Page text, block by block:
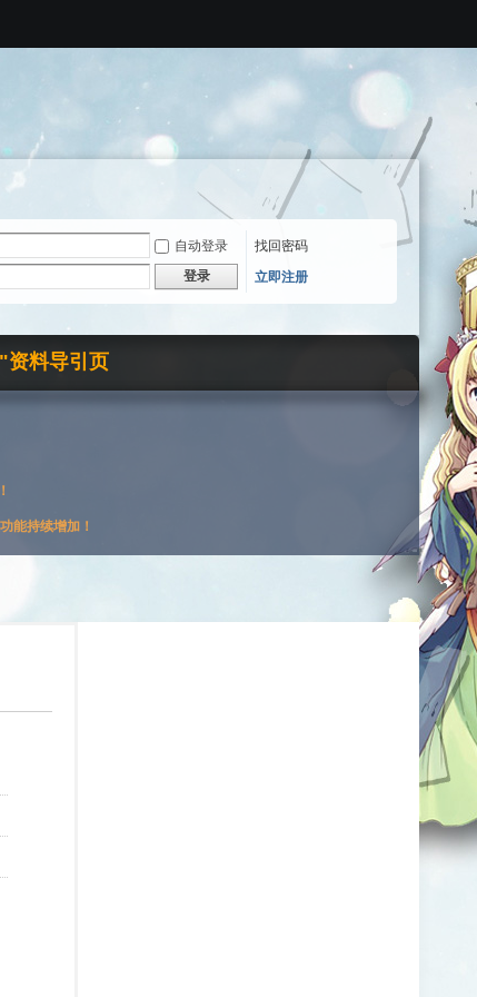
自动登录
找回密码
登录 立即注册
资料导引页
能持续增加！